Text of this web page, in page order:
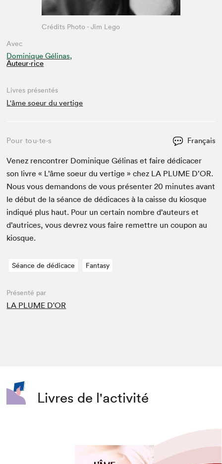
Avec
Dominique Gélinas,
Auteur·rice
Crédits Photo - Jim Lego
Livres présentés
L'âme soeur du vertige
Pour tou⋅te⋅s Français
Venez ren­con­tr­er Dominique Géli­nas et faire dédi­cac­er
son livre « L’âme soeur du ver­tige » chez LA PLUME D’OR.
Nous vous deman­dons de vous présen­ter20 min­utes avant
le début de la séance de dédi­caces à la caisse du kiosque
indiqué plus haut. Pour un cer­tain nom­bre d’auteurs et
d’autrices, vous devrez vous faire remet­tre un coupon au
kiosque.
Séance de dédicace Fantasy
Présenté par
LA PLUME D'OR
Livres de l'activité